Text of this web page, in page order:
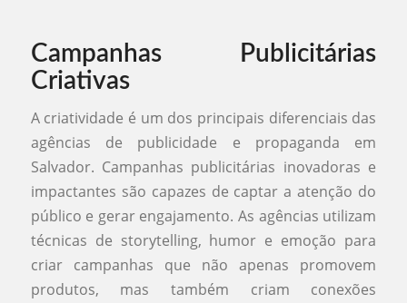
Campanhas Publicitárias
Criativas
A criatividade é um dos principais diferenciais das
agências de publicidade e propaganda em
Salvador. Campanhas publicitárias inovadoras e
impactantes são capazes de captar a atenção do
público e gerar engajamento. As agências utilizam
técnicas de storytelling, humor e emoção para
criar campanhas que não apenas promovem
produtos, mas também criam conexões